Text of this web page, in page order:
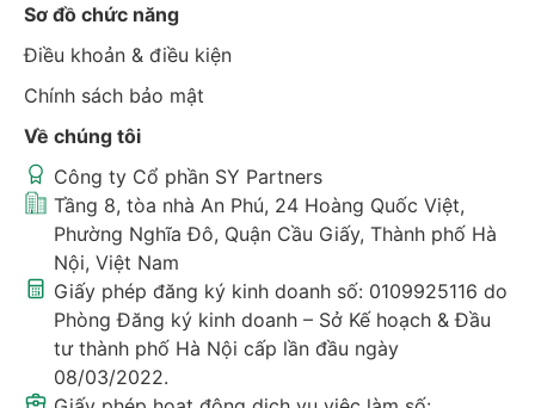
Về chúng tôi
Công ty Cổ phần SY Partners
Tầng 8, tòa nhà An Phú, 24 Hoàng Quốc Việt,
Phường Nghĩa Đô, Quận Cầu Giấy, Thành phố Hà
Nội, Việt Nam
Giấy phép đăng ký kinh doanh số: 0109925116 do
Phòng Đăng ký kinh doanh – Sở Kế hoạch & Đầu
tư thành phố Hà Nội cấp lần đầu ngày
08/03/2022.
Sơ đồ chức năng
Điều khoản & điều kiện
Chính sách bảo mật